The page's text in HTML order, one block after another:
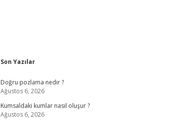
Sidebar
Son Yazılar
Doğru pozlama nedir ?
Ağustos 6, 2026
Kumsaldaki kumlar nasıl oluşur ?
Ağustos 6, 2026